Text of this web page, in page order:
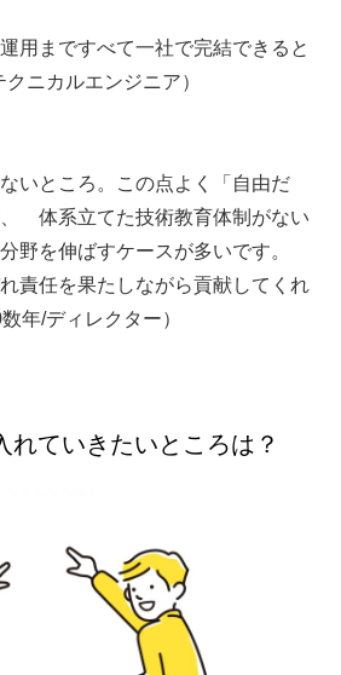
用まですべて一社で完結できると
ニカルエンジニア）
いところ。この点よく「自由だ
体系立てた技術教育体制がない
野を伸ばすケースが多いです。
責任を果たしながら貢献してくれ
年/ディレクター）
ていきたいところは？